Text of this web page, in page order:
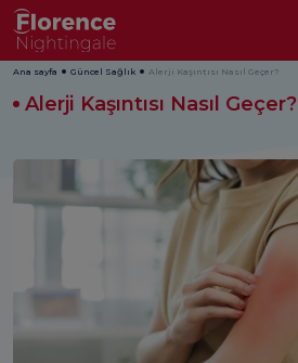
Ana sayfa Güncel Sağlık Alerji Kaşıntısı Nasıl Geçer?
Alerji Kaşıntısı Nasıl Geçer?